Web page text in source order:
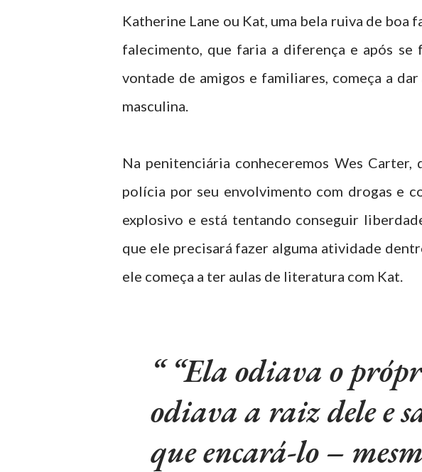
Katherine Lane ou Kat, uma bela ruiva de boa
falecimento, que faria a diferença e após
vontade de amigos e familiares, começa a
masculina.
Na penitenciária conheceremos Wes Carter,
polícia por seu envolvimento com drogas e
explosivo e está tentando conseguir
que ele precisará fazer alguma atividade
ele começa a ter aulas de literatura com Kat.
“Ela odiava o
odiava a raiz dele e
que encará-lo –